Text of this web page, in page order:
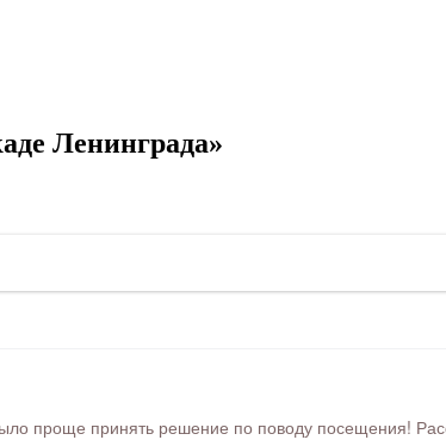
Ленинграда»
проще принять решение по поводу посещения!